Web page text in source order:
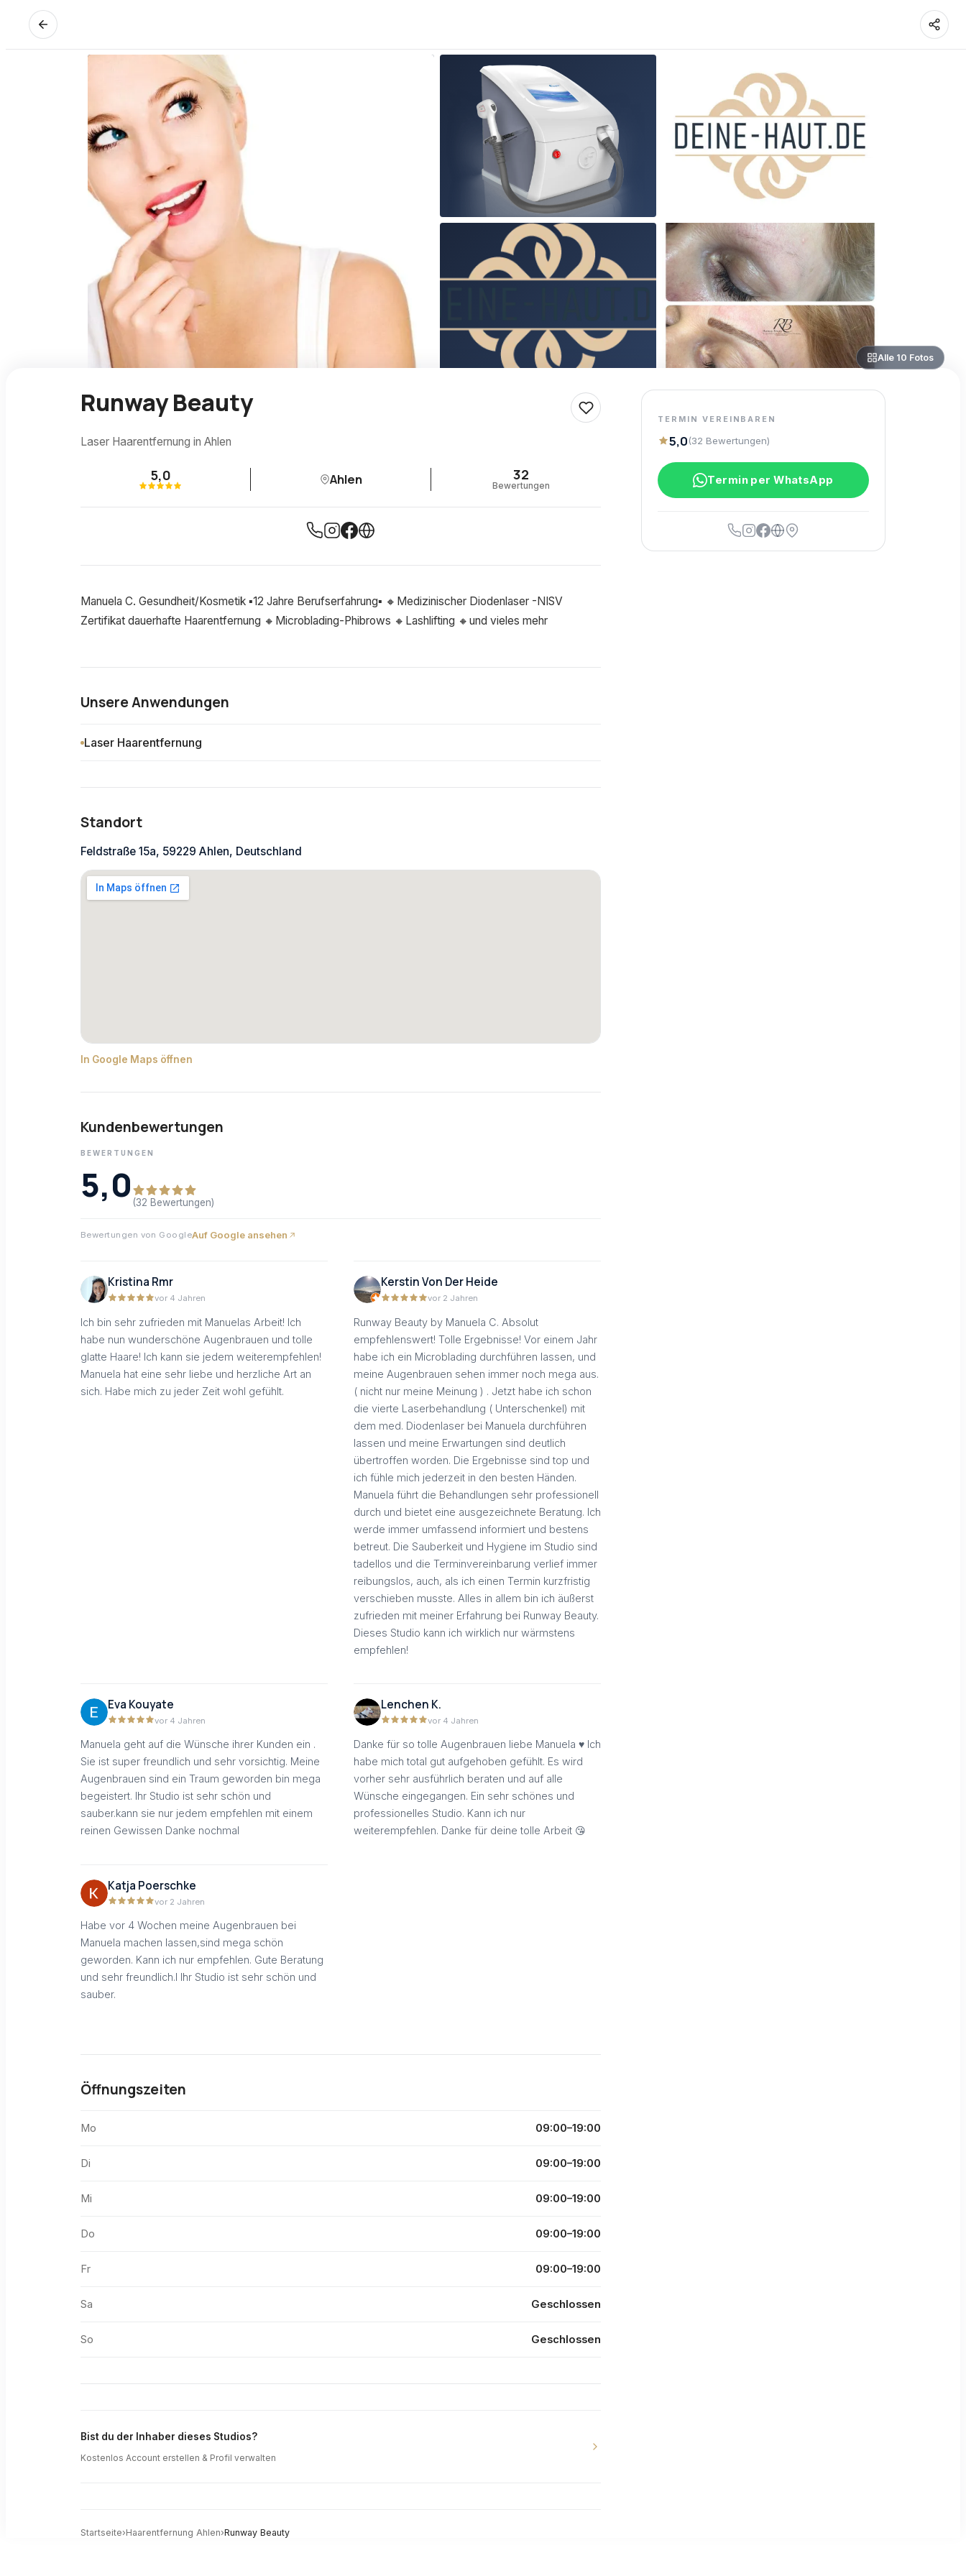
Alle 10 Fotos
Runway Beauty
Laser Haarentfernung in Ahlen
5,0 Ahlen 32
Bewertungen
Manuela C. Gesundheit/Kosmetik ▪️12 Jahre Berufserfahrung▪️ 🔸Medizinischer Diodenlaser -NISV
Zertifikat dauerhafte Haarentfernung 🔸Microblading-Phibrows 🔸Lashlifting 🔸und vieles mehr
Unsere Anwendungen
Laser Haarentfernung
Standort
Feldstraße 15a, 59229 Ahlen, Deutschland
In Google Maps öffnen
Kundenbewertungen
BEWERTUNGEN
5,0 (32 Bewertungen)
Bewertungen von GoogleAuf Google ansehen
Kristina Rmr
vor 4 Jahren
Ich bin sehr zufrieden mit Manuelas Arbeit! Ich
habe nun wunderschöne Augenbrauen und tolle
glatte Haare! Ich kann sie jedem weiterempfehlen!
Manuela hat eine sehr liebe und herzliche Art an
sich. Habe mich zu jeder Zeit wohl gefühlt.
Kerstin Von Der Heide
vor 2 Jahren
Runway Beauty by Manuela C. Absolut
empfehlenswert! Tolle Ergebnisse! Vor einem Jahr
habe ich ein Microblading durchführen lassen, und
meine Augenbrauen sehen immer noch mega aus.
( nicht nur meine Meinung ) . Jetzt habe ich schon
die vierte Laserbehandlung ( Unterschenkel) mit
dem med. Diodenlaser bei Manuela durchführen
lassen und meine Erwartungen sind deutlich
übertroffen worden. Die Ergebnisse sind top und
ich fühle mich jederzeit in den besten Händen.
Manuela führt die Behandlungen sehr professionell
durch und bietet eine ausgezeichnete Beratung. Ich
werde immer umfassend informiert und bestens
betreut. Die Sauberkeit und Hygiene im Studio sind
tadellos und die Terminvereinbarung verlief immer
reibungslos, auch, als ich einen Termin kurzfristig
verschieben musste. Alles in allem bin ich äußerst
zufrieden mit meiner Erfahrung bei Runway Beauty.
Dieses Studio kann ich wirklich nur wärmstens
empfehlen!
Eva Kouyate
vor 4 Jahren
Manuela geht auf die Wünsche ihrer Kunden ein .
Sie ist super freundlich und sehr vorsichtig. Meine
Augenbrauen sind ein Traum geworden bin mega
begeistert. Ihr Studio ist sehr schön und
sauber.kann sie nur jedem empfehlen mit einem
reinen Gewissen Danke nochmal
Lenchen K.
vor 4 Jahren
Danke für so tolle Augenbrauen liebe Manuela ♥️ Ich
habe mich total gut aufgehoben gefühlt. Es wird
vorher sehr ausführlich beraten und auf alle
Wünsche eingegangen. Ein sehr schönes und
professionelles Studio. Kann ich nur
weiterempfehlen. Danke für deine tolle Arbeit 😘
Katja Poerschke
vor 2 Jahren
Habe vor 4 Wochen meine Augenbrauen bei
Manuela machen lassen,sind mega schön
geworden. Kann ich nur empfehlen. Gute Beratung
und sehr freundlich.I Ihr Studio ist sehr schön und
sauber.
Öffnungszeiten
Mo 09:00–19:00
Di 09:00–19:00
Mi 09:00–19:00
Do 09:00–19:00
Fr 09:00–19:00
Sa Geschlossen
So Geschlossen
Bist du der Inhaber dieses Studios?
Kostenlos Account erstellen & Profil verwalten
Startseite›Haarentfernung Ahlen›Runway Beauty
TERMIN VEREINBAREN
5,0(32 Bewertungen)
Termin per WhatsApp